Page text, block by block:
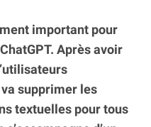
important pour
Après avoir
supprimer les
textuelles pour tous